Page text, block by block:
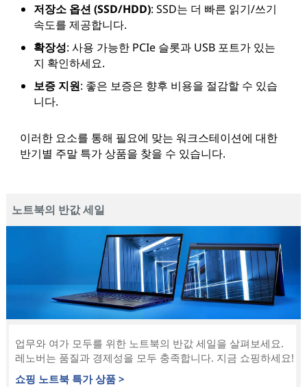
저장소 옵션 (SSD/HDD): SSD는 더 빠른 읽기/쓰기
속도를 제공합니다.
확장성: 사용 가능한 PCIe 슬롯과 USB 포트가 있는
지 확인하세요.
보증 지원: 좋은 보증은 향후 비용을 절감할 수 있습
니다.
이러한 요소를 통해 필요에 맞는 워크스테이션에 대한
반기별 주말 특가 상품을 찾을 수 있습니다.
노트북의 반값 세일
업무와 여가 모두를 위한 노트북의 반값 세일을 살펴보세요.
레노버는 품질과 경제성을 모두 충족합니다. 지금 쇼핑하세요!
쇼핑 노트북 특가 상품 >